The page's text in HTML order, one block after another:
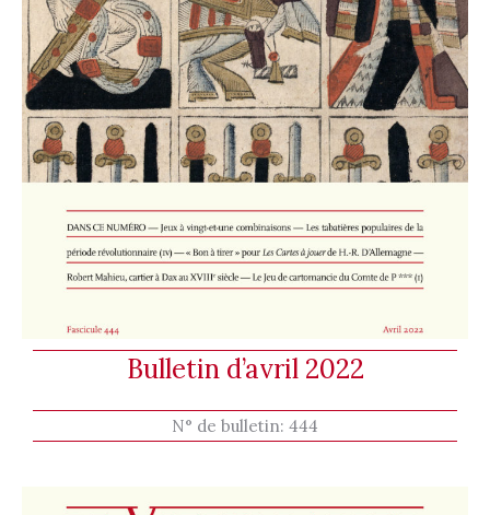
Bulletin d’avril 2022
N° de bulletin: 444